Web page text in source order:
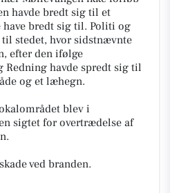
havde bredt sig til et
bredt sig til. Politi og
stedet, hvor sidstnævnte
efter den ifølge
Redning havde spredt sig til
og et læhegn.
blev i
sigtet for overtrædelse af
ved branden.